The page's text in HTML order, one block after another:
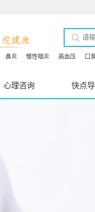
鼻炎 慢性咽炎 高血压 口
心理咨询 快点